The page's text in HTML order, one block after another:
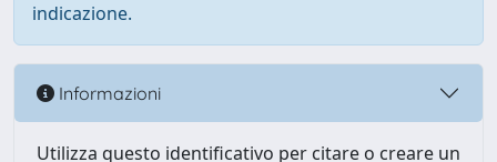
indicazione.
Informazioni
Utilizza questo identificativo per citare o creare un